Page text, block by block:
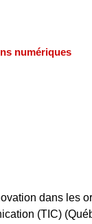
numériques
dans les
(TIC)